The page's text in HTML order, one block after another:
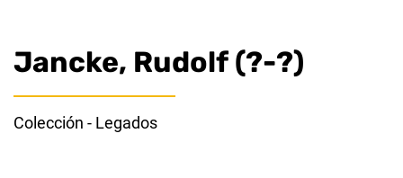
Jancke, Rudolf (?-?)
Colección - Legados